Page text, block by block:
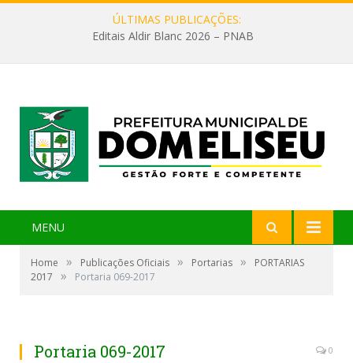
ÚLTIMAS PUBLICAÇÕES:
Editais Aldir Blanc 2026 – PNAB
MENU
Home » Publicações Oficiais » Portarias »
PORTARIAS
2017
» Portaria 069-2017
Portaria 069-2017 0